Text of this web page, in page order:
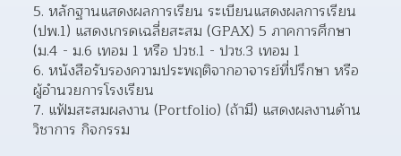
หลักฐานแสดงผลการเรียน ระเบียนแสดงผลการเรียน
(ปพ.1) แสดงเกรดเฉลี่ยสะสม (GPAX) 5 ภาคการศึกษา
(ม.4 - ม.6 เทอม 1 หรือ ปวช.1 - ปวช.3 เทอม 1
หนังสือรับรองความประพฤติจากอาจารย์ที่ปรึกษา หรือ
ผู้อำนวยการโรงเรียน
แฟ้มสะสมผลงาน (Portfolio) (ถ้ามี) แสดงผลงานด้าน
วิชาการ กิจกรรม